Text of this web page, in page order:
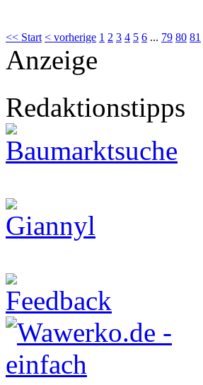
<< Start < vorherige 1 2 3 4 5 6 ... 79 80 81
Anzeige
Redaktionstipps